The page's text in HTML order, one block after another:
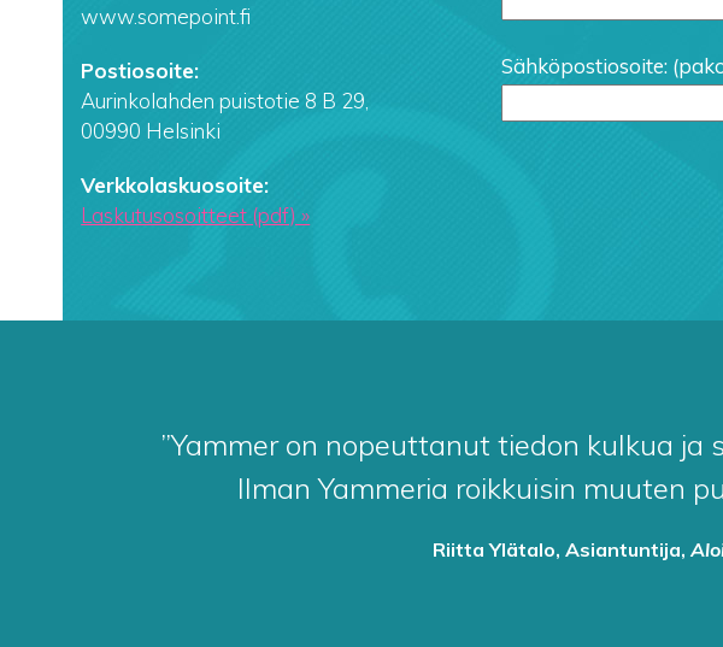
www.somepoint.fi
Postiosoite:
Aurinkolahden puistotie 8 B 29,
00990 Helsinki
Verkkolaskuosoite:
Laskutusosoitteet (pdf) »
Sähköpostiosoite:
”Yammer on nopeuttanut tiedon kulkua
Ilman Yammeria roikkuisin muuten
Riitta Ylätalo, Asiantuntija,